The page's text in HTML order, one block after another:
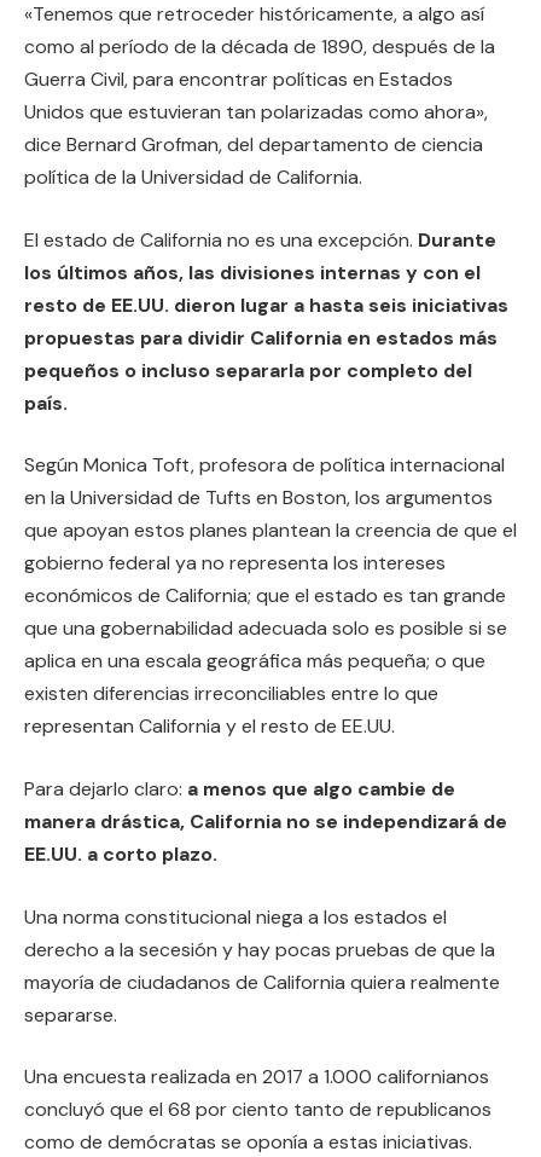
«Tenemos que retroceder históricamente, a algo así
como al período de la década de 1890, después de la
Guerra Civil, para encontrar políticas en Estados
Unidos que estuvieran tan polarizadas como ahora»,
dice Bernard Grofman, del departamento de ciencia
política de la Universidad de California.
El estado de California no es una excepción. Durante
los últimos años, las divisiones internas y con el
resto de EE.UU. dieron lugar a hasta seis iniciativas
propuestas para dividir California en estados más
pequeños o incluso separarla por completo del
país.
Según Monica Toft, profesora de política internacional
en la Universidad de Tufts en Boston, los argumentos
que apoyan estos planes plantean la creencia de que el
gobierno federal ya no representa los intereses
económicos de California; que el estado es tan grande
que una gobernabilidad adecuada solo es posible si se
aplica en una escala geográfica más pequeña; o que
existen diferencias irreconciliables entre lo que
representan California y el resto de EE.UU.
Para dejarlo claro: a menos que algo cambie de
manera drástica, California no se independizará de
EE.UU. a corto plazo.
Una norma constitucional niega a los estados el
derecho a la secesión y hay pocas pruebas de que la
mayoría de ciudadanos de California quiera realmente
separarse.
Una encuesta realizada en 2017 a 1.000 californianos
concluyó que el 68 por ciento tanto de republicanos
como de demócratas se oponía a estas iniciativas.